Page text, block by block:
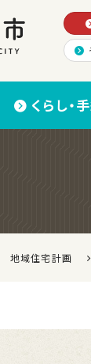
くらし・
地域住宅計画